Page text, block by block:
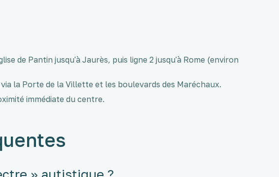
de Pantin jusqu'à Jaurès, puis ligne 2 jusqu'à Rome (environ
la Porte de la Villette et les boulevards des Maréchaux.
immédiate du centre.